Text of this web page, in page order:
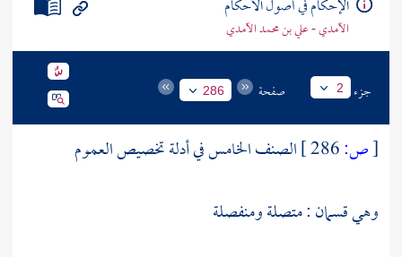
الإحكام في أصول الأحكام
الآمدي - علي بن محمد الآمدي
جزء 2 صفحة 286
[ص:
الصنف الخامس في أدلة تخصيص العموم
وهي قسمان : متصلة ومنفصلة